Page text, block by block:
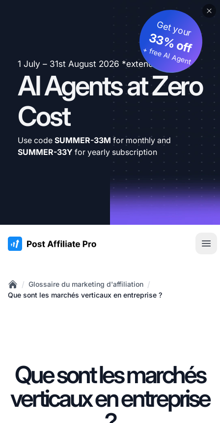
1 July – 31st August 2026 *extended
AI Agents at Zero
Cost
Get your
33% off
+ free AI Agent
Use code SUMMER-33M for monthly and
SUMMER-33Y for yearly subscription
:site.title
Home
/ Glossaire du marketing d'affiliation /
Que sont les marchés verticaux en entreprise ?
Que sont les marchés
verticaux en entreprise